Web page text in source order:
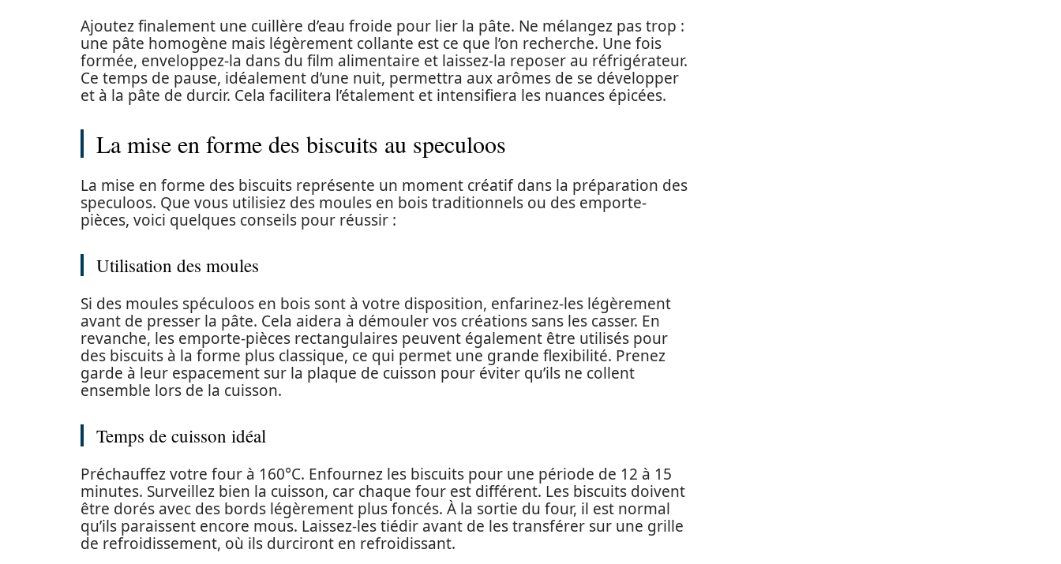
Ajoutez finalement une cuillère d’eau froide pour lier la pâte. Ne mélangez pas trop :
une pâte homogène mais légèrement collante est ce que l’on recherche. Une fois
formée, enveloppez-la dans du film alimentaire et laissez-la reposer au réfrigérateur.
Ce temps de pause, idéalement d’une nuit, permettra aux arômes de se développer
et à la pâte de durcir. Cela facilitera l’étalement et intensifiera les nuances épicées.
La mise en forme des biscuits au speculoos
La mise en forme des biscuits représente un moment créatif dans la préparation des
speculoos. Que vous utilisiez des moules en bois traditionnels ou des emporte-
pièces, voici quelques conseils pour réussir :
Utilisation des moules
Si des moules spéculoos en bois sont à votre disposition, enfarinez-les légèrement
avant de presser la pâte. Cela aidera à démouler vos créations sans les casser. En
revanche, les emporte-pièces rectangulaires peuvent également être utilisés pour
des biscuits à la forme plus classique, ce qui permet une grande flexibilité. Prenez
garde à leur espacement sur la plaque de cuisson pour éviter qu’ils ne collent
ensemble lors de la cuisson.
Temps de cuisson idéal
Préchauffez votre four à 160°C. Enfournez les biscuits pour une période de 12 à 15
minutes. Surveillez bien la cuisson, car chaque four est différent. Les biscuits doivent
être dorés avec des bords légèrement plus foncés. À la sortie du four, il est normal
qu’ils paraissent encore mous. Laissez-les tiédir avant de les transférer sur une grille
de refroidissement, où ils durciront en refroidissant.